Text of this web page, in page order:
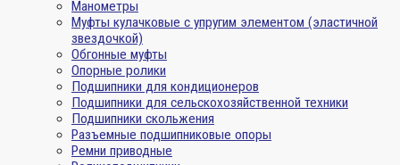
Манометры
Муфты кулачковые с упругим элементом (эластичной
звездочкой)
Обгонные муфты
Опорные ролики
Подшипники для кондиционеров
Подшипники для сельскохозяйственной техники
Подшипники скольжения
Разъемные подшипниковые опоры
Ремни приводные